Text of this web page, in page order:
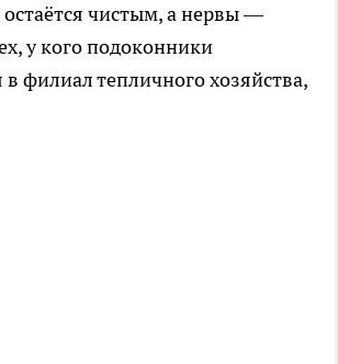
остаётся чистым, а нервы —
у кого подоконники
филиал тепличного хозяйства,